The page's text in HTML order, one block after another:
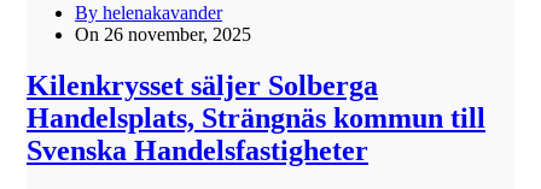
By helenakavander
On 26 november, 2025
Kilenkrysset säljer Solberga
Handelsplats, Strängnäs kommun till
Svenska Handelsfastigheter